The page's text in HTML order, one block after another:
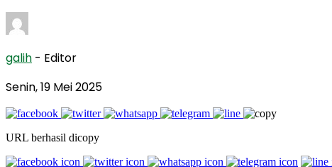
galih - Editor
Senin, 19 Mei 2025
URL berhasil dicopy